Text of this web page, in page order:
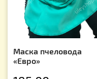
Маска пчеловода
«Евро»